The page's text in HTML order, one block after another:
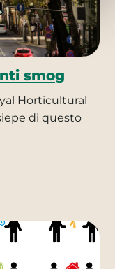
smog
Horticultural
di questo